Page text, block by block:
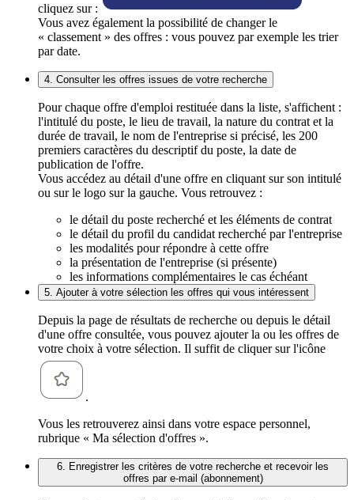
cliquez sur :
Vous avez également la possibilité de changer le
« classement » des offres : vous pouvez par exemple les trier
par date.
4. Consulter les offres issues de votre recherche
Pour chaque offre d'emploi restituée dans la liste, s'affichent :
l'intitulé du poste, le lieu de travail, la nature du contrat et la
durée de travail, le nom de l'entreprise si précisé, les 200
premiers caractères du descriptif du poste, la date de
publication de l'offre.
Vous accédez au détail d'une offre en cliquant sur son intitulé
ou sur le logo sur la gauche. Vous retrouvez :
le détail du poste recherché et les éléments de contrat
le détail du profil du candidat recherché par l'entreprise
les modalités pour répondre à cette offre
la présentation de l'entreprise (si présente)
les informations complémentaires le cas échéant
5. Ajouter à votre sélection les offres qui vous intéressent
Depuis la page de résultats de recherche ou depuis le détail
d'une offre consultée, vous pouvez ajouter la ou les offres de
votre choix à votre sélection. Il suffit de cliquer sur l'icône
.
Vous les retrouverez ainsi dans votre espace personnel,
rubrique « Ma sélection d'offres ».
6. Enregistrer les critères de votre recherche et recevoir les
offres par e-mail (abonnement)